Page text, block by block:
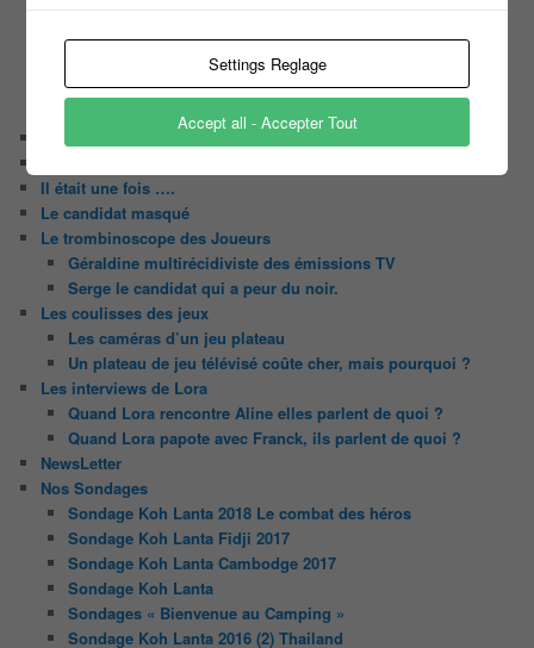
Tous les castings
Les 12 coups de midi
N’oubliez Pas Les Paroles
Tout le monde veut prendre sa place
Il était une fois ….
Le candidat masqué
Le trombinoscope des Joueurs
Géraldine multirécidiviste des émissions TV
Serge le candidat qui a peur du noir.
Les coulisses des jeux
Les caméras d’un jeu plateau
Un plateau de jeu télévisé coûte cher, mais pourquoi ?
Les interviews de Lora
Quand Lora rencontre Aline elles parlent de quoi ?
Quand Lora papote avec Franck, ils parlent de quoi ?
NewsLetter
Nos Sondages
Sondage Koh Lanta 2018 Le combat des héros
Sondage Koh Lanta Fidji 2017
Sondage Koh Lanta Cambodge 2017
Sondage Koh Lanta
Sondages « Bienvenue au Camping »
Sondage Koh Lanta 2016 (2) Thailand
Settings Reglage
Accept all - Accepter Tout